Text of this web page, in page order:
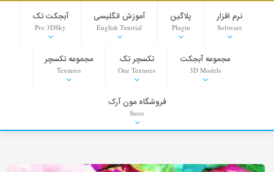
نرم افزار
Software
پلاگین
Plugin
آموزش انگلیسی
English Tutorial
آبجکت تک
Pro 3DSky
مجموعه آبجکت
3D Models
تکسچر تک
One Textures
مجموعه تکسچر
Textures
PNG-PSD
Background
Stock Images
فروشگاه مون آرک
Store